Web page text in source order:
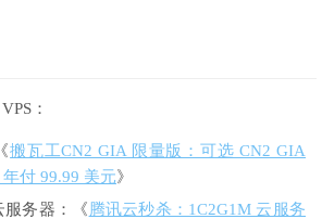
：
搬瓦工CN2 GIA 限量版：可选 CN2 GIA
付 99.99 美元》
服务器：《 腾讯云秒杀：1C2G1M 云服务